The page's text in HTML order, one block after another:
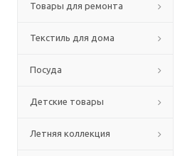
Товары для ремонта
Текстиль для дома
Посуда
Детские товары
Летняя коллекция